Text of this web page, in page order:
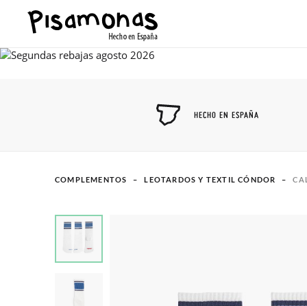
HECHO EN ESPAÑA
COMPLEMENTOS LEOTARDOS Y TEXTIL CÓNDOR